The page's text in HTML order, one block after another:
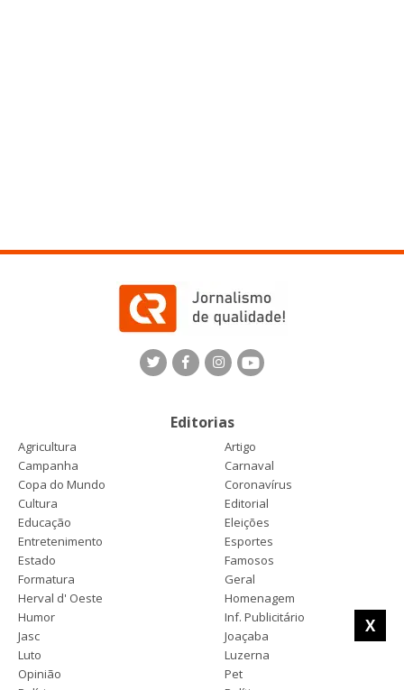
X
Editorias
Agricultura
Artigo
Campanha
Carnaval
Copa do Mundo
Coronavírus
Cultura
Editorial
Educação
Eleições
Entretenimento
Esportes
Estado
Famosos
Formatura
Geral
Herval d' Oeste
Homenagem
Humor
Inf. Publicitário
Jasc
Joaçaba
Luto
Luzerna
Opinião
Pet